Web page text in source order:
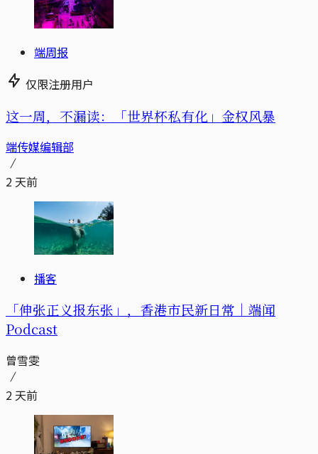
端周报
仅限注册用户
这一周，不漏读：「世界杯私有化」金权风暴
端传媒编辑部
2 天前
播客
「伸张正义报东张」，香港市民新日常｜端闻
Podcast
曾雪雯
2 天前